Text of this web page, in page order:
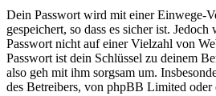
Dein Passwort wird mit einer Einwege-
gespeichert, so dass es sicher ist.
Passwort nicht auf einer Vielzahl von
Passwort ist dein Schlüssel zu deinem
also geh mit ihm sorgsam um.
des Betreibers, von phpBB Limited